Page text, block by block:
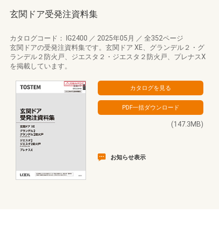
玄関ドア受発注資料集
カタログコード： IG2400 ／ 2025年05月 ／ 全352ページ
玄関ドアの受発注資料集です。玄関ドア XE、グランデル２・グ
ランデル２防火戸、ジエスタ２・ジエスタ２防火戸、プレナスX
を掲載しています。
(147.3MB)
お知らせ表示